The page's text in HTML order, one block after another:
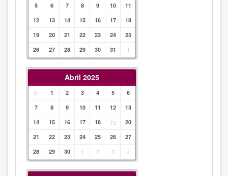
5 6 7 8 9 10
11
12
13 14 15 16 17
18
19
20 21 22 23 24
25
26
27 28 29 30 31 1
Abril 2025
31 1 2 3 4 5
6
7
8 9 10 11 12
13
14
15 16 17 18 19
20
21
22 23 24 25 26
27
28
29 30 1 2 3 4